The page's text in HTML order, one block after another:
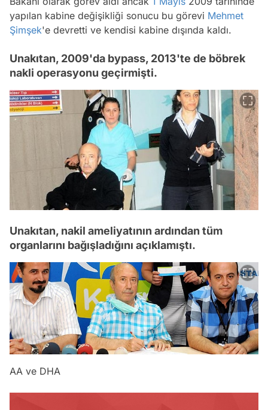
yapılan kabine değişikliği sonucu bu görevi Mehmet
Şimşek'e devretti ve kendisi kabine dışında kaldı.
Unakıtan, 2009'da bypass, 2013'te de böbrek
nakli operasyonu geçirmişti.
Unakıtan, nakil ameliyatının ardından tüm
organlarını bağışladığını açıklamıştı.
AA ve DHA